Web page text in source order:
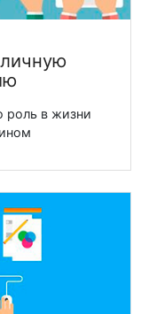
роль в жизни